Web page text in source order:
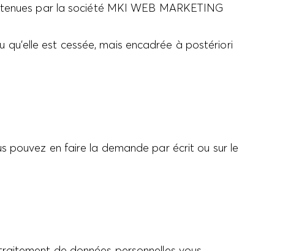
par la société MKI WEB MARKETING
est cessée, mais encadrée à postériori
pouvez en faire la demande par écrit ou sur le